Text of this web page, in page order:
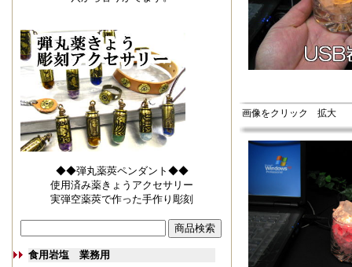
◆◆弾丸薬莢ペンダント◆◆
使用済み薬きょうアクセサリー
実弾空薬莢で作った手作り彫刻
食用岩塩 業務用
画像をクリック 拡大